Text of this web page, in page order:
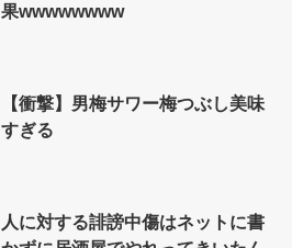
果wwwwwwww
【衝撃】男梅サワー梅つぶし美味
すぎる
人に対する誹謗中傷はネットに書